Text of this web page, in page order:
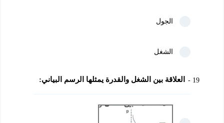
الجول
الشغل
19 العلاقة بين الشغل والقدرة يمثلها الرسم البياني: